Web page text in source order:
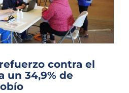
contra el
un 34,9% de